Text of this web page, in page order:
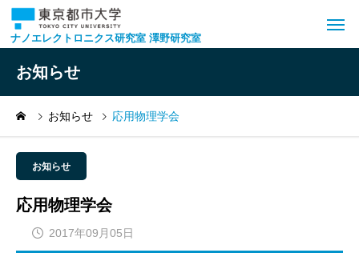
ナノエレクトロニクス研究室 澤野研究室
お知らせ
お知らせ 応用物理学会
お知らせ
応用物理学会
2017年09月05日